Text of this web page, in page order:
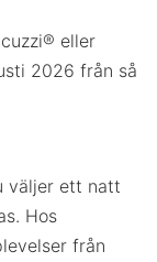
eller
2026 från så
väljer ett natt
Hos
från